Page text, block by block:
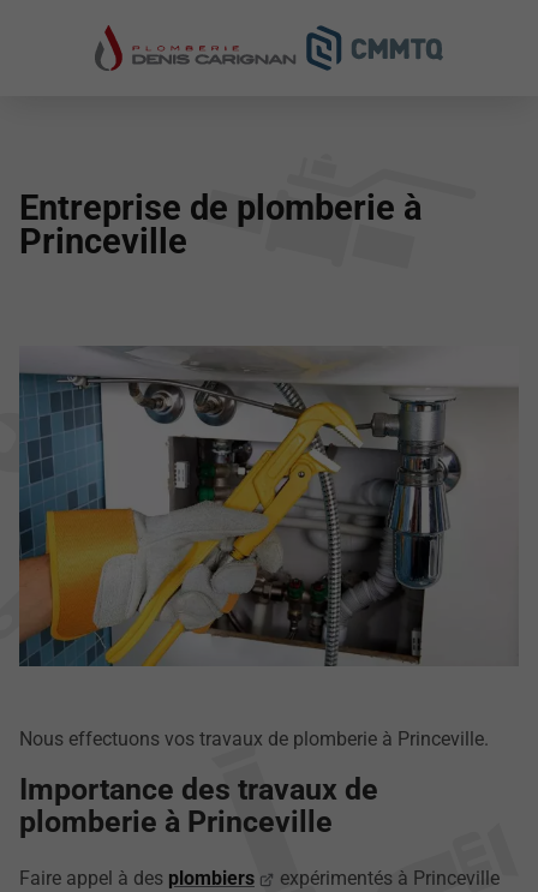
Entreprise de plomberie à
Princeville
Nous effectuons vos travaux de plomberie à Princeville.
Importance des travaux de
plomberie à Princeville
Faire appel à des plombiers
expérimentés à Princeville